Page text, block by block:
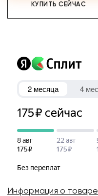
КУПИТЬ СЕЙЧАС
Информация о товаре